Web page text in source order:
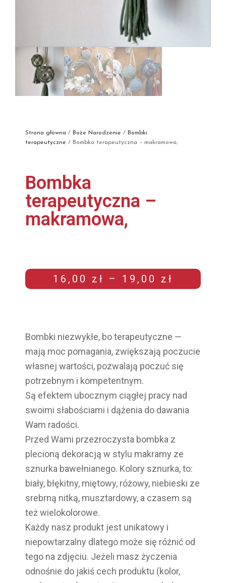
Strona główna / Boże Narodzenie / Bombki
terapeutyczne / Bombka terapeutyczna – makramowa,
Bombka
terapeutyczna –
makramowa,
16,00 zł – 19,00 zł
Bombki niezwykłe, bo terapeutyczne —
mają moc pomagania, zwiększają poczucie
własnej wartości, pozwalają poczuć się
potrzebnym i kompetentnym.
Są efektem ubocznym ciągłej pracy nad
swoimi słabościami i dążenia do dawania
Wam radości.
Przed Wami przezroczysta bombka z
plecioną dekoracją w stylu makramy ze
sznurka bawełnianego. Kolory sznurka, to:
biały, błękitny, miętowy, różowy, niebieski ze
srebrną nitką, musztardowy, a czasem są
też wielokolorowe.
Każdy nasz produkt jest unikatowy i
niepowtarzalny dlatego może się różnić od
tego na zdjęciu. Jeżeli masz życzenia
odnośnie do jakiś cech produktu (kolor,